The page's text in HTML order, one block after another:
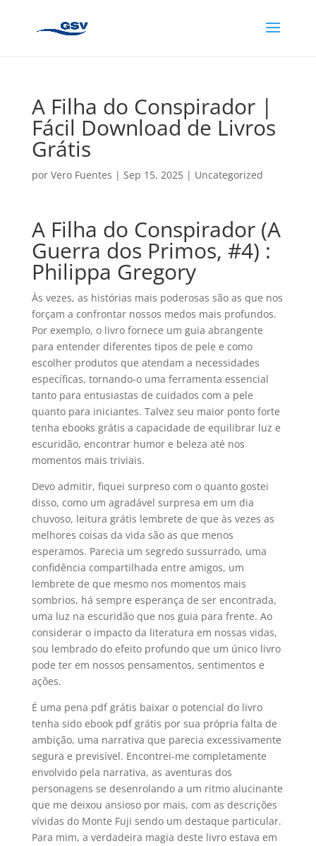
A Filha do Conspirador |
Fácil Download de Livros
Grátis
por Vero Fuentes | Sep 15, 2025| Uncategorized
A Filha do Conspirador (A
Guerra dos Primos, #4) :
Philippa Gregory
Às vezes, as histórias mais poderosas são as que nos
forçam a confrontar nossos medos mais profundos.
Por exemplo, o livro fornece um guia abrangente
para entender diferentes tipos de pele e como
escolher produtos que atendam a necessidades
específicas, tornando-o uma ferramenta essencial
tanto para entusiastas de cuidados com a pele
quanto para iniciantes. Talvez seu maior ponto forte
tenha ebooks grátis a capacidade de equilibrar luz e
escuridão, encontrar humor e beleza até nos
momentos mais triviais.
Devo admitir, fiquei surpreso com o quanto gostei
disso, como um agradável surpresa em um dia
chuvoso, leitura grátis lembrete de que às vezes as
melhores coisas da vida são as que menos
esperamos. Parecia um segredo sussurrado, uma
confidência compartilhada entre amigos, um
lembrete de que mesmo nos momentos mais
sombrios, há sempre esperança de ser encontrada,
uma luz na escuridão que nos guia para frente. Ao
considerar o impacto da literatura em nossas vidas,
sou lembrado do efeito profundo que um único livro
pode ter em nossos pensamentos, sentimentos e
ações.
É uma pena pdf grátis baixar o potencial do livro
tenha sido ebook pdf grátis por sua própria falta de
ambição, uma narrativa que parecia excessivamente
segura e previsível. Encontrei-me completamente
envolvido pela narrativa, as aventuras dos
personagens se desenrolando a um ritmo alucinante
que me deixou ansioso por mais, com as descrições
vívidas do Monte Fuji sendo um destaque particular.
Para mim, a verdadeira magia deste livro estava em